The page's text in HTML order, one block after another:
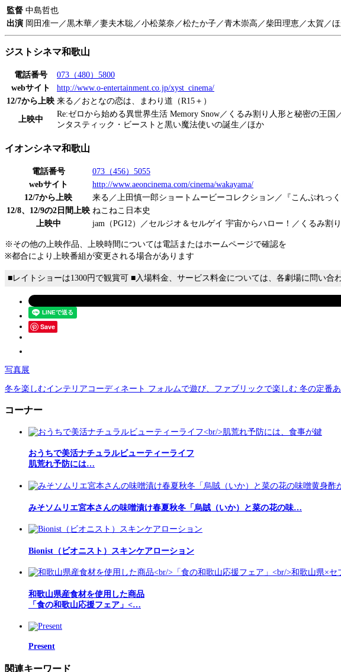
監督 中島哲也
出演 岡田准一／黒木華／妻夫木聡／小松菜奈／松たか子／青木崇高／柴田理恵／太賀／
ジストシネマ和歌山
電話番号
073（480）5800
webサイト
http://www.o-entertainment.co.jp/xyst_cinema/
12/7から上映 来る／おとなの恋は、まわり道（R15＋）
上映中
Re:ゼロから始める異世界生活 Memory Snow／くるみ割り人形と秘密の王
ンタスティック・ビーストと黒い魔法使いの誕生／ほか
イオンシネマ和歌山
電話番号
073（456）5055
webサイト
http://www.aeoncinema.com/cinema/wakayama/
12/7から上映
来る／上田慎一郎ショートムービーコレクション／『こんぷれっ
12/8、12/9の2日間上映 ねこねこ日本史
上映中
jam（PG12）／セルジオ＆セルゲイ 宇宙からハロー！／くるみ割
※その他の上映作品、上映時間については電話またはホームページで確認を
※都合により上映番組が変更される場合があります
■レイトショーは1300円で観賞可 ■入場料金、サービス料金については、各劇場に問い合
Save
写真展
冬を楽しむインテリアコーディネート フォルムで遊び、ファブリックで楽しむ 冬の定番
コーナー
おうちで美活ナチュラルビューティーライフ
肌荒れ予防には…
みそソムリエ宮本さんの味噌漬け春夏秋冬「烏賊（いか）と菜の花の味…
Bionist（ビオニスト）スキンケアローション
和歌山県産食材を使用した商品
「食の和歌山応援フェア」<…
Present
関連キーワード